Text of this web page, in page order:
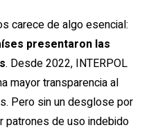
carece de algo esencial:
presentaron las
. Desde 2022, INTERPOL
mayor transparencia al
Pero sin un desglose por
patrones de uso indebido